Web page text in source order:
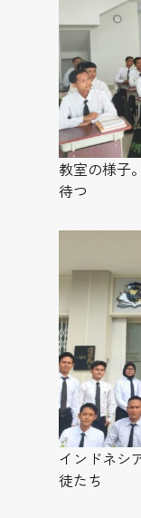
教室の様子
待つ
インドネシ
徒たち